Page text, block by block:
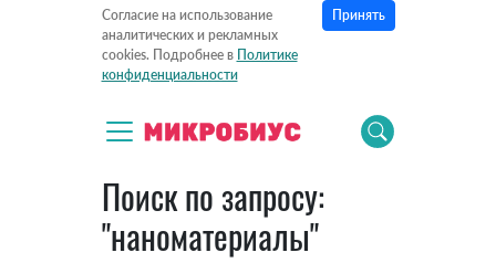
Согласие на использование
аналитических и рекламных
cookies. Подробнее в Политике
конфиденциальности
Принять
Поиск по запросу:
"наноматериалы"